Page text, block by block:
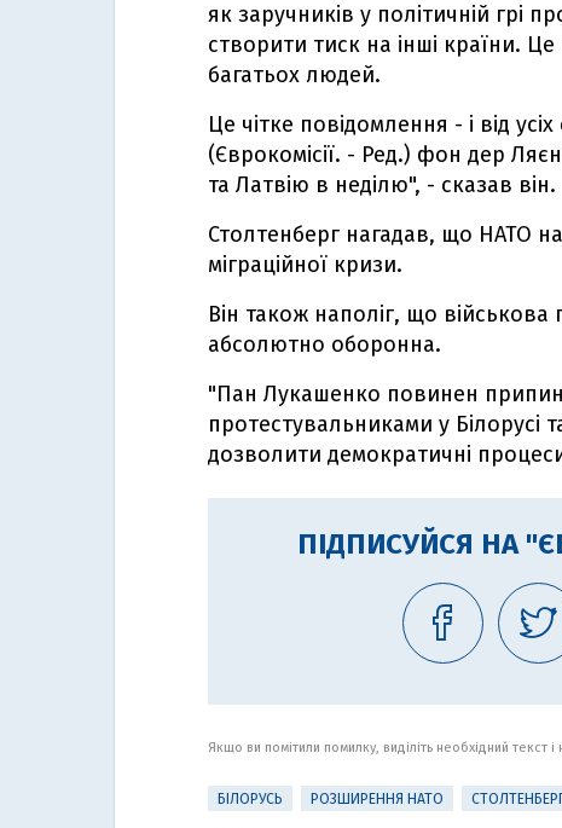
як заручників у політичній грі
створити тиск на інші країни.
багатьох людей.
Це чітке повідомлення - і від
(Єврокомісії. - Ред.) фон дер
та Латвію в неділю", - сказав він.
Столтенберг нагадав, що НАТО
міграційної кризи.
Він також наполіг, що військова
абсолютно оборонна.
"Пан Лукашенко повинен
протестувальниками у Білорусі
дозволити демократичні
ПІДПИСУЙСЯ НА
Якщо ви помітили помилку, виділіть необхідний текст
БІЛОРУСЬ РОЗШИРЕННЯ НАТО